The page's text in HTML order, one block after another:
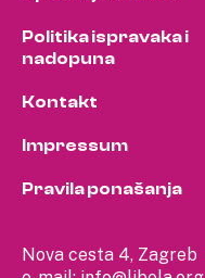
Nova cesta 4, Zagreb
Politika ispravaka i
nadopuna
Kontakt
Impressum
Pravila ponašanja